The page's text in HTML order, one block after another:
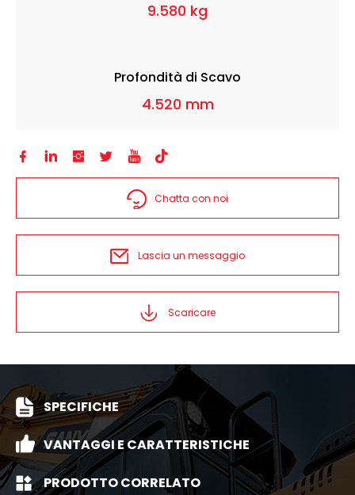
9.580 kg
Profondità di Scavo
4.520 mm
     
Chatta con noi
Lascia un messaggio
Scaricare
SPECIFICHE
VANTAGGI E CARATTERISTICHE
PRODOTTO CORRELATO